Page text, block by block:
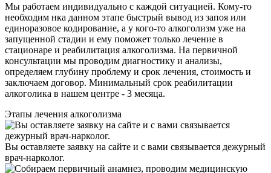
Мы работаем индивидуально с каждой ситуацией. Кому-то
необходим нка данном этапе быстрый вывод из запоя или
единоразовое кодирование, а у кого-то алкоголизм уже на
запущенной стадии и ему поможет только лечение в
стационаре и реабилитация алкоголизма. На первичной
консультации мы проводим диагностику и анализы,
определяем глубину проблему и срок лечения, стоимость и
заключаем договор. Минимальный срок реабилитации
алкоголика в нашем центре - 3 месяца.
Этапы лечения алкоголизма
Вы оставляете заявку на сайте и с вами связывается дежурный
врач-нарколог.